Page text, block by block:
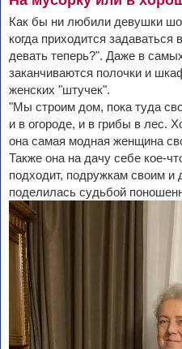
Как бы ни любили девушки
когда приходится
девать теперь?". Даже в
заканчиваются полочки и
женских "штучек".
"Мы строим дом, пока туда
и в огороде, и в грибы в лес.
она самая модная женщина
Также она на дачу себе кое-
подходит, подружкам своим и
поделилась судьбой